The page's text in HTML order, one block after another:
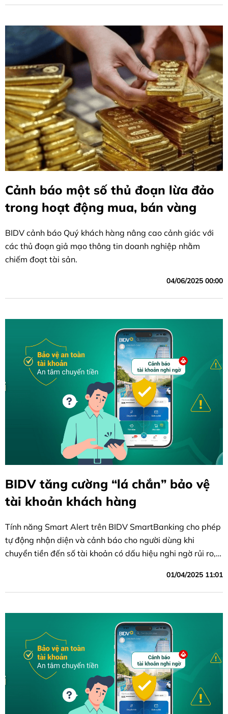
Cảnh báo một số thủ đoạn lừa đảo
trong hoạt động mua, bán vàng
BIDV cảnh báo Quý khách hàng nâng cao cảnh giác với
các thủ đoạn giả mạo thông tin doanh nghiệp nhằm
chiếm đoạt tài sản.
04/06/2025 00:00
BIDV tăng cường “lá chắn” bảo vệ
tài khoản khách hàng
Tính năng Smart Alert trên BIDV SmartBanking cho phép
tự động nhận diện và cảnh báo cho người dùng khi
chuyển tiền đến số tài khoản có dấu hiệu nghi ngờ rủi ro,
01/04/2025 11:01